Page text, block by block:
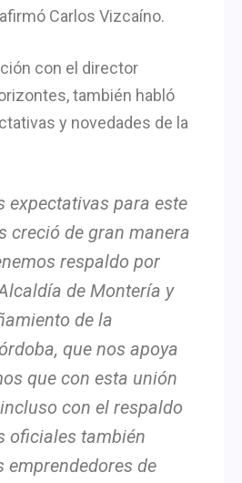
Carlos Vizcaíno.
con el director
también habló
y novedades de la
expectativas para este
creció de gran manera
respaldo por
de Montería y
de la
que nos apoya
que con esta unión
con el respaldo
oficiales también
emprendedores de